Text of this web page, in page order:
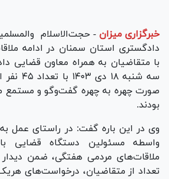
خبرگزاری میزان - حجت‌الاسلام
دادگستری استان سمنان در ادامه
با متقاضیان به همراه معاون قضایی
سه شنبه
صورت چهره به چهره گفت‌وگو و مستمع
بودند.
وی در این باره گفت: در راستای عمل
واسطه مسئولین دستگاه قضایی
ملاقات‌های مردمی هفتگی، ضمن دیدار
تعداد از متقاضیان، درخواست‌های